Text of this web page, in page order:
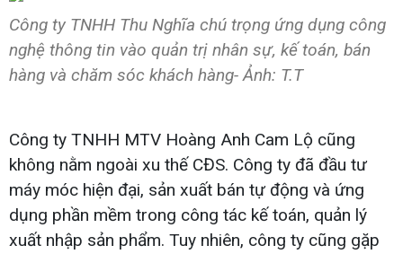
Công ty TNHH Thu Nghĩa chú trọng ứng dụng công
nghệ thông tin vào quản trị nhân sự, kế toán, bán
hàng và chăm sóc khách hàng- Ảnh: T.T
Công ty TNHH MTV Hoàng Anh Cam Lộ cũng
không nằm ngoài xu thế CĐS. Công ty đã đầu tư
máy móc hiện đại, sản xuất bán tự động và ứng
dụng phần mềm trong công tác kế toán, quản lý
xuất nhập sản phẩm. Tuy nhiên, công ty cũng gặp